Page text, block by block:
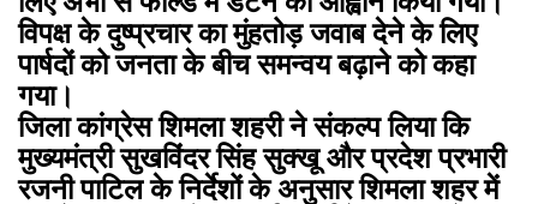
विपक्ष के दुष्प्रचार का मुंहतोड़ जवाब देने के लिए
पार्षदों को जनता के बीच समन्वय बढ़ाने को कहा
गया।
जिला कांग्रेस शिमला शहरी ने संकल्प लिया कि
मुख्यमंत्री सुखविंदर सिंह सुक्खू और प्रदेश प्रभारी
रजनी पाटिल के निर्देशों के अनुसार शिमला शहर में